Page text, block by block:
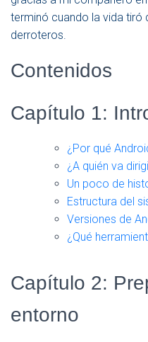
terminó cuando la vida
derroteros.
Contenidos
Capítulo 1:
¿Por qué
¿A quién va
Un poco de
Estructura del
Versiones de
¿Qué
Capítulo 2:
entorno